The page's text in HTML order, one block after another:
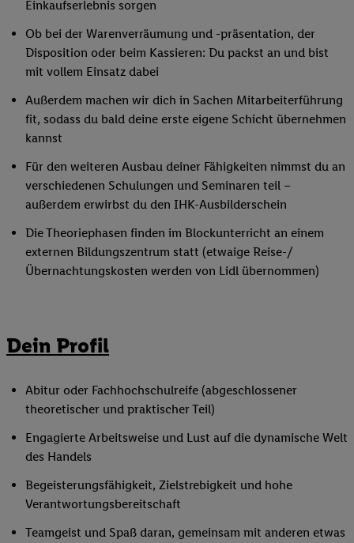
Einkaufserlebnis sorgen
Ob bei der Warenverräumung und -präsentation, der
Disposition oder beim Kassieren: Du packst an und bist
mit vollem Einsatz dabei
Außerdem machen wir dich in Sachen Mitarbeiterführung
fit, sodass du bald deine erste eigene Schicht übernehmen
kannst
Für den weiteren Ausbau deiner Fähigkeiten nimmst du an
verschiedenen Schulungen und Seminaren teil –
außerdem erwirbst du den IHK-Ausbilderschein
Die Theoriephasen finden im Blockunterricht an einem
externen Bildungszentrum statt (etwaige Reise-/
Übernachtungskosten werden von Lidl übernommen)
Dein Profil
Abitur oder Fachhochschulreife (abgeschlossener
theoretischer und praktischer Teil)
Engagierte Arbeitsweise und Lust auf die dynamische Welt
des Handels
Begeisterungsfähigkeit, Zielstrebigkeit und hohe
Verantwortungsbereitschaft
Teamgeist und Spaß daran, gemeinsam mit anderen etwas